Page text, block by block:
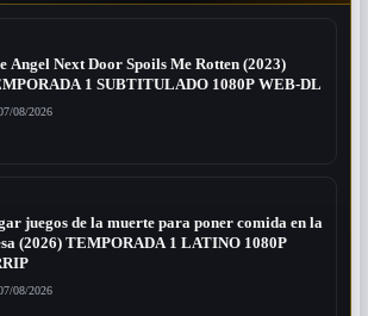
Angel Next Door Spoils Me Rotten (2023)
1 SUBTITULADO 1080P WEB-DL
08/2026
juegos de la muerte para poner comida en la
(2026) TEMPORADA 1 LATINO 1080P
08/2026